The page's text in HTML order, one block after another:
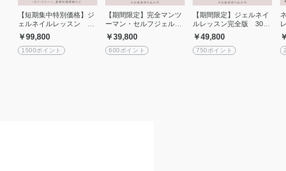
【短期集中特別価格】ジ
ェルネイルレッスン 完
全マンツーマン・全3回
（15h）で完全網羅
￥99,800
1500ポイント
【期間限定】完全マンツ
ーマン・セルフジェルネ
イル単発レッスン 1day
￥39,800
600ポイント
【期間限定】ジェルネイ
ルレッスン完全版 300
分 完全マンツーマン
￥49,800
750ポイント